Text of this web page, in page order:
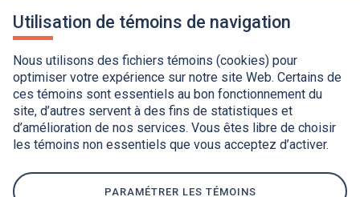
Utilisation de témoins de navigation
Nous utilisons des fichiers témoins (cookies) pour
optimiser votre expérience sur notre site Web. Certains de
ces témoins sont essentiels au bon fonctionnement du
site, d’autres servent à des fins de statistiques et
d’amélioration de nos services. Vous êtes libre de choisir
les témoins non essentiels que vous acceptez d’activer.
PARAMÉTRER LES TÉMOINS
professionnelle
Accessibilité
Application de la Charte de la langue française
Politique de confidentialité
Québec.ca
Ce